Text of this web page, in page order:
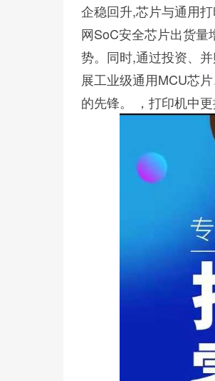
企稳回升,芯片与通用
网SoC安全芯片出货
势。同时,通过投资、
展工业级通用MCU芯
的先锋。 ，打印机中